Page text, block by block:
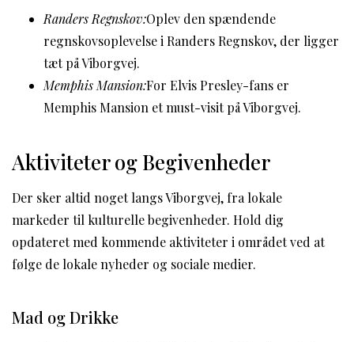
Randers Regnskov:Oplev den spændende
regnskovsoplevelse i Randers Regnskov, der ligger
tæt på Viborgvej.
Memphis Mansion:For Elvis Presley-fans er
Memphis Mansion et must-visit på Viborgvej.
Aktiviteter og Begivenheder
Der sker altid noget langs Viborgvej, fra lokale
markeder til kulturelle begivenheder. Hold dig
opdateret med kommende aktiviteter i området ved at
følge de lokale nyheder og sociale medier.
Mad og Drikke